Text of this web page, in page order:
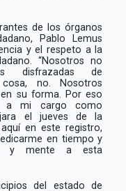
de los órganos
Pablo Lemus
y el respeto a la
“Nosotros no
disfrazadas de
no. Nosotros
su forma. Por eso
a mi cargo como
el jueves de la
en este registro,
en tiempo y
y mente a esta
del estado de